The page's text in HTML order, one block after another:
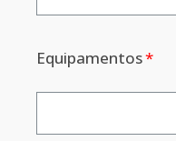
Equipamentos